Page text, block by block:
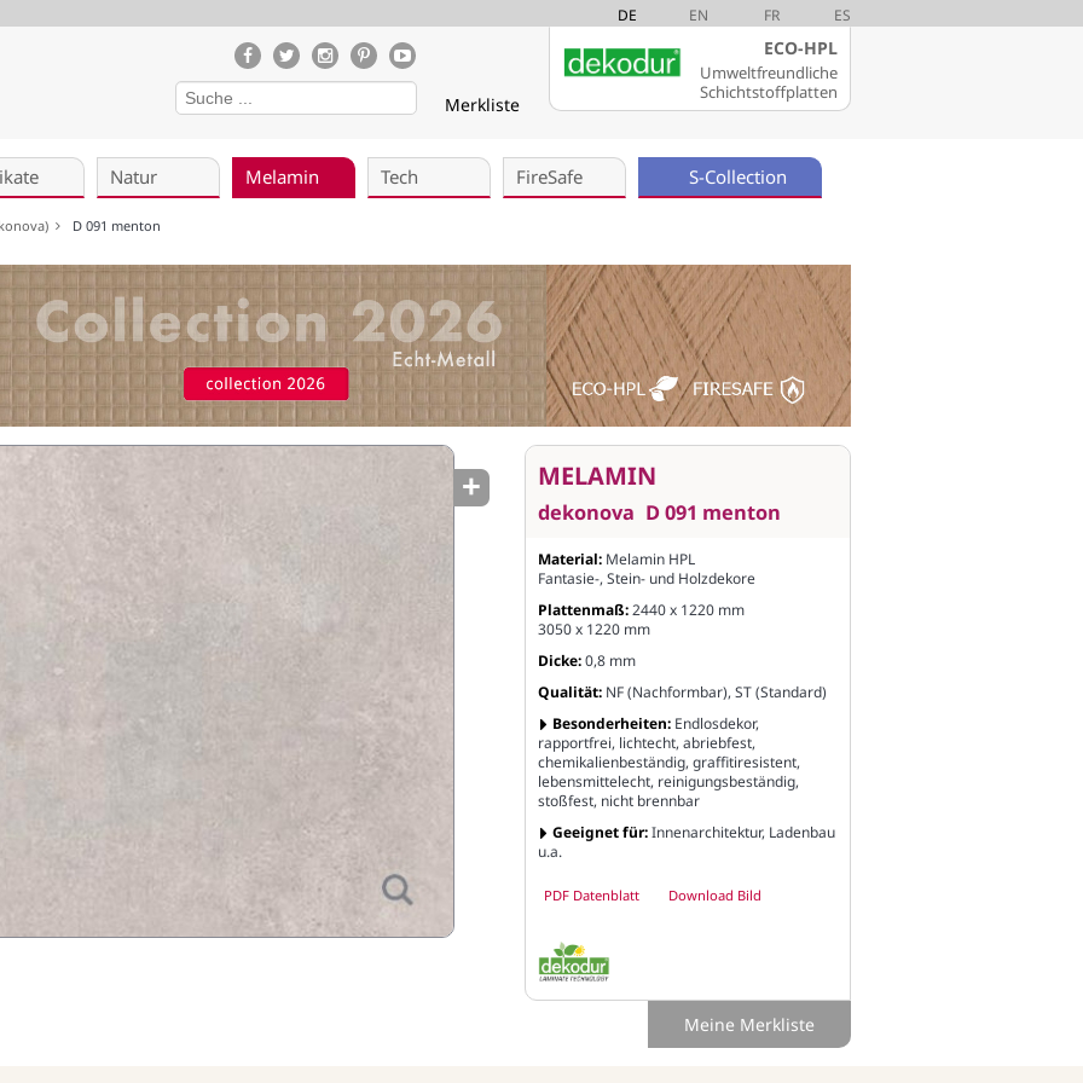
DE EN FR ES
Merkliste
ECO-HPL
Umweltfreundliche
Schichtstoffplatten
Natur Melamin Tech FireSafe S-Collection
D 091 menton
MELAMIN
dekonova D 091 menton
Material: Melamin HPL
Fantasie-, Stein- und Holzdekore
Plattenmaß:2440 x 1220 mm
3050 x 1220 mm
Dicke:0,8 mm
Qualität: NF (Nachformbar), ST (Standard)
Besonderheiten: Endlosdekor,
rapportfrei, lichtecht, abriebfest,
chemikalienbeständig, graffitiresistent,
lebensmittelecht, reinigungsbeständig,
stoßfest, nicht brennbar
Geeignet für:Innenarchitektur, Ladenbau
u.a.
PDF Datenblatt Download Bild
Meine Merkliste